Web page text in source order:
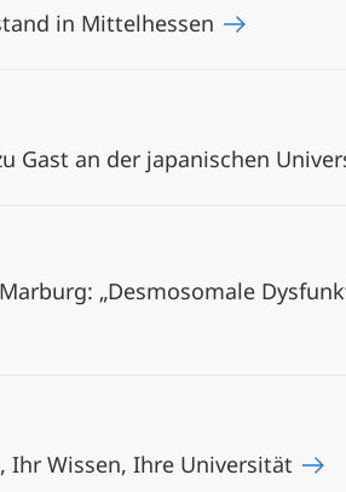
in Mittelhessen
Gast an der japanischen
„Desmosomale
Ihr Wissen, Ihre Universität